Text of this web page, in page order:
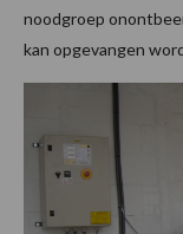
noodgroep
kan opgevangen